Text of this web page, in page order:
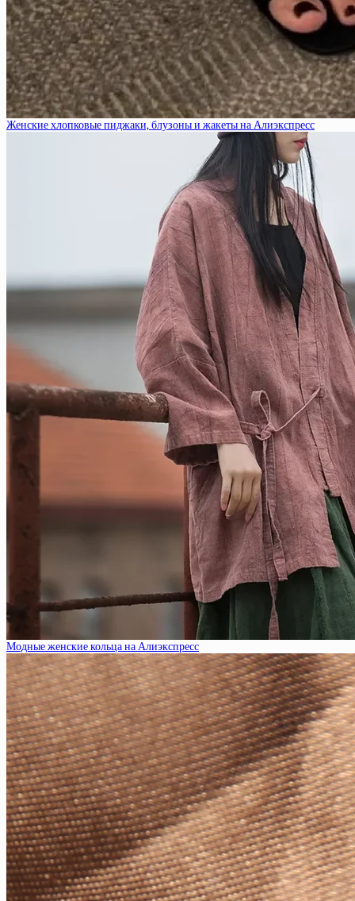
Женские хлопковые пиджаки, блузоны и жакеты на Алиэкспресс
Модные женские кольца на Алиэкспресс